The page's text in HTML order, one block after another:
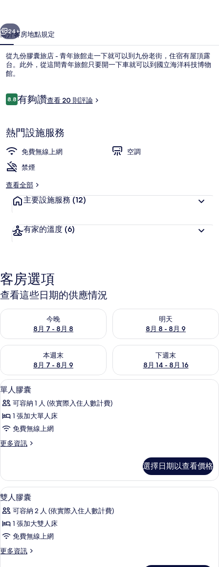
青
年
旅
館
的
相
集
個 下一個
24+
簡介客房地點規定
從九份膠囊旅店 - 青年旅館走一下就可以到九份老街，住宿有屋頂露
台。此外，從這間青年旅館只要開一下車就可以到國立海洋科技博物
館。
評
論
8.88.8 分，滿分 10 分，
有夠讚查看 20 則評論
熱門設施服務
免費無線上網
空調
禁煙
查看全部
主要設施服務 (12)
有家的溫度 (6)
客房選項
查看這些日期的供應情況
今晚
8月 7 - 8月 8
查看今晚 (8月 7 - 8月 8) 的供應情況
明天
8月 8 - 8月 9
查看明天 (8月 8 - 8月 9) 的供
本週末
8月 7 - 8月 9
查看本週末 (8月 7 - 8月 9) 的供應情況
下週末
8月 14 - 8月 16
查看下週末 (8月 14 - 8月 16)
顯
示
單
人
囊
所
有
相
片
單人膠囊 | 高級寢具、遮光布/窗簾、
9
單人膠囊
可容納 1 人 (依實際入住人數計費)
1 張加大單人床
免費無線上網
更多資訊
更
膠
囊
的
情
選擇日期以查看價格
顯
示
雙
人
囊
高級寢具、遮光布/窗簾、隔音、免費
8
雙人膠囊
可容納 2 人 (依實際入住人數計費)
1 張加大雙人床
免費無線上網
更多資訊
更